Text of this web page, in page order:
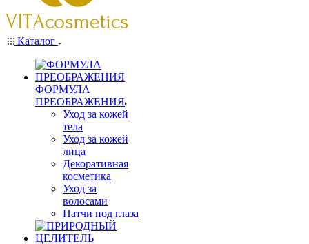
Каталог
ФОРМУЛА
ПРЕОБРАЖЕНИЯ
Уход за кожей
тела
Уход за кожей
лица
Декоративная
косметика
Уход за
волосами
Патчи под глаза